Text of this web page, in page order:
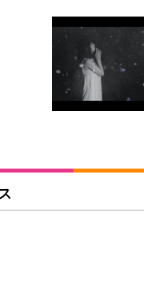
グ pc 事務椅子 360度回
人間工学 椅子 腰サポー
ト